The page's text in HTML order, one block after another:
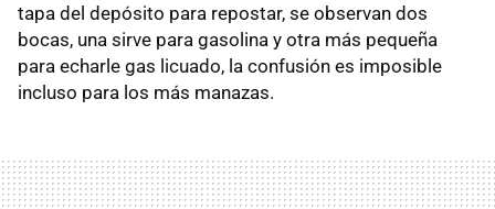
tapa del depósito para repostar, se observan dos
bocas, una sirve para gasolina y otra más pequeña
para echarle gas licuado, la confusión es imposible
incluso para los más manazas.